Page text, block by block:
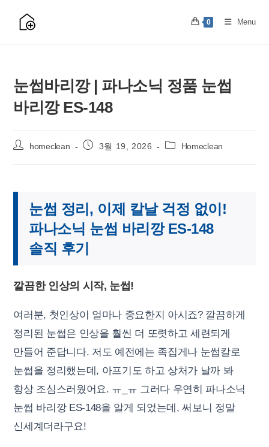
0 Menu
눈썹바리깡 | 파나소닉 정품 눈썹
바리깡 ES-148
Post
homeclean
Post 3월 19, 2026
Post
Homeclean
눈썹 정리, 이제 칼날 걱정 없이!
파나소닉 눈썹 바리깡 ES-148
솔직 후기
깔끔한 인상의 시작, 눈썹!
여러분, 첫인상이 얼마나 중요한지 아시죠? 깔끔하게
정리된 눈썹은 인상을 훨씬 더 또렷하고 세련되게
만들어 준답니다. 저도 예전에는 족집게나 눈썹칼로
눈썹을 정리했는데, 아프기도 하고 상처가 날까 봐
항상 조심스러웠어요. ㅠ_ㅠ 그러다 우연히 파나소닉
눈썹 바리깡 ES-148을 알게 되었는데, 써보니 정말
신세계더라구요!